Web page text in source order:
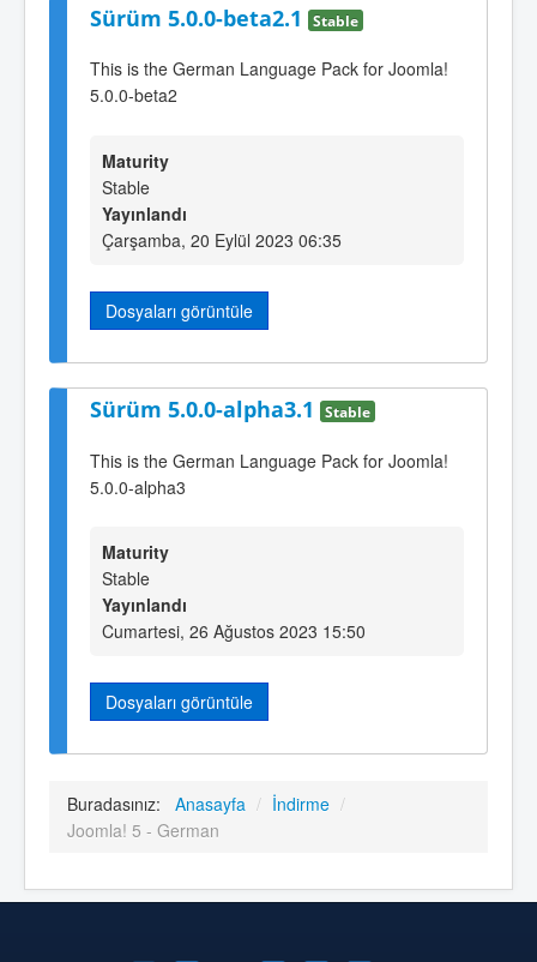
Sürüm 5.0.0-beta2.1 Stable
This is the German Language Pack for Joomla!
5.0.0-beta2
Maturity
Stable
Yayınlandı
Çarşamba, 20 Eylül 2023 06:35
Dosyaları görüntüle
Sürüm 5.0.0-alpha3.1 Stable
This is the German Language Pack for Joomla!
5.0.0-alpha3
Maturity
Stable
Yayınlandı
Cumartesi, 26 Ağustos 2023 15:50
Dosyaları görüntüle
Buradasınız: Anasayfa / İndirme /
Joomla! 5 - German